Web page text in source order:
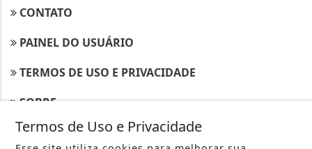
CONTATO
PAINEL DO USUÁRIO
TERMOS DE USO E PRIVACIDADE
SOBRE
Termos de Uso e Privacidade